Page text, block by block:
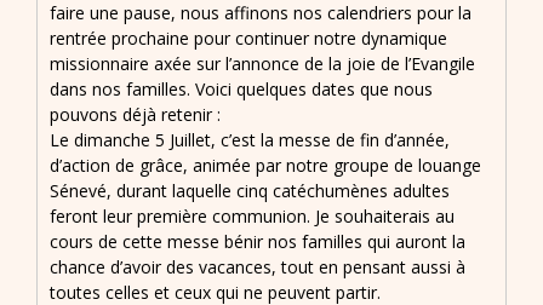
faire une pause, nous affinons nos calendriers pour la
rentrée prochaine pour continuer notre dynamique
missionnaire axée sur l’annonce de la joie de l’Evangile
dans nos familles. Voici quelques dates que nous
pouvons déjà retenir :
Le dimanche 5 Juillet, c’est la messe de fin d’année,
d’action de grâce, animée par notre groupe de louange
Sénevé, durant laquelle cinq catéchumènes adultes
feront leur première communion. Je souhaiterais au
cours de cette messe bénir nos familles qui auront la
chance d’avoir des vacances, tout en pensant aussi à
toutes celles et ceux qui ne peuvent partir.